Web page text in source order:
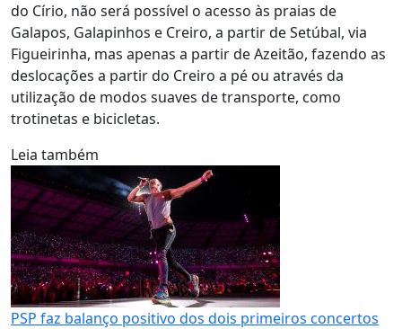
do Círio, não será possível o acesso às praias de
Galapos, Galapinhos e Creiro, a partir de Setúbal, via
Figueirinha, mas apenas a partir de Azeitão, fazendo as
deslocações a partir do Creiro a pé ou através da
utilização de modos suaves de transporte, como
trotinetas e bicicletas.
Leia também
PSP faz balanço positivo dos dois primeiros concertos